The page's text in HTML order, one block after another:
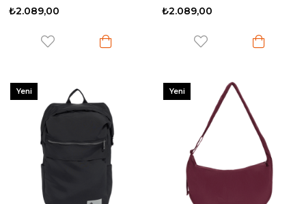
₺2.089,00 ₺2.089,00
Yeni
Yeni